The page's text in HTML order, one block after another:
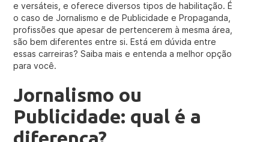
e versáteis, e oferece diversos tipos de habilitação. É
o caso de Jornalismo e de Publicidade e Propaganda,
profissões que apesar de pertencerem à mesma área,
são bem diferentes entre si. Está em dúvida entre
essas carreiras? Saiba mais e entenda a melhor opção
para você.
Jornalismo ou
Publicidade: qual é a